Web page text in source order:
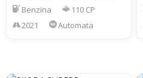
Benzina
110 CP
2021
Automata